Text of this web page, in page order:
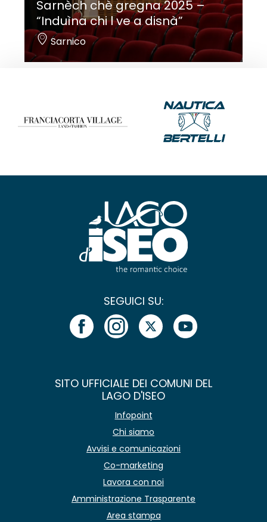
Sarnèch chè gregna 2025 –
“Induìna chi l ve a disnà”
Sarnico
SEGUICI SU:
SITO UFFICIALE DEI COMUNI DEL
LAGO D'ISEO
Infopoint
Chi siamo
Avvisi e comunicazioni
Co-marketing
Lavora con noi
Amministrazione Trasparente
Area stampa